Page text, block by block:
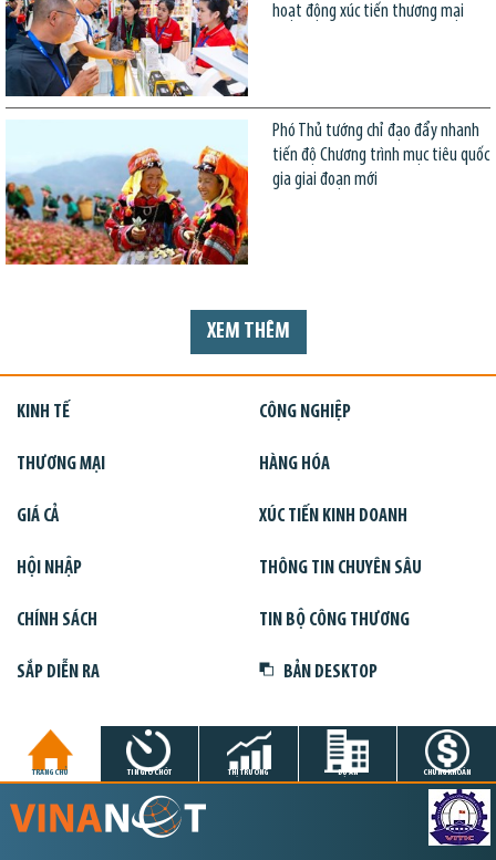
hoạt động xúc tiến thương mại
Phó Thủ tướng chỉ đạo đẩy nhanh
tiến độ Chương trình mục tiêu quốc
gia giai đoạn mới
XEM THÊM
KINH TẾ CÔNG NGHIỆP
THƯƠNG MẠI HÀNG HÓA
GIÁ CẢ XÚC TIẾN KINH DOANH
HỘI NHẬP THÔNG TIN CHUYÊN SÂU
CHÍNH SÁCH TIN BỘ CÔNG THƯƠNG
SẮP DIỄN RA BẢN DESKTOP
TRANG CHỦ TIN GIỜ CHÓT THỊ TRƯỜNG DỰ ÁN CHỨNG KHOÁN